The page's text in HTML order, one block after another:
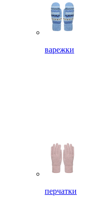
варежки
перчатки